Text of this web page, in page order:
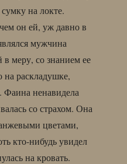
на локте.
он ей, уж давно в
мужчина
меру, со знанием ее
раскладушке,
ненавидела
со страхом. Она
цветами,
кто-нибудь увидел
на кровать.